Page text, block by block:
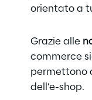
orientato a
Grazie alle
commerce
permettono
dell’e-shop.